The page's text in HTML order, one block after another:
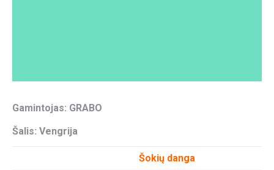
Gamintojas: GRABO
Šalis: Vengrija
Šokių danga